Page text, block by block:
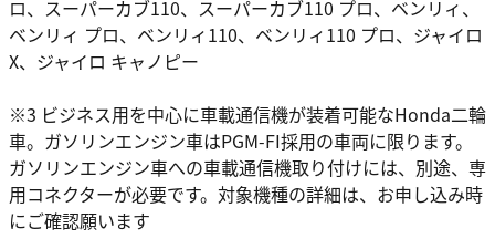
ロ、スーパーカブ110、スーパーカブ110 プロ、ベンリィ、
ベンリィ プロ、ベンリィ110、ベンリィ110 プロ、ジャイロ
X、ジャイロ キャノピー
※3 ビジネス用を中心に車載通信機が装着可能なHonda二輪
車。ガソリンエンジン車はPGM-FI採用の車両に限ります。
ガソリンエンジン車への車載通信機取り付けには、別途、専
用コネクターが必要です。対象機種の詳細は、お申し込み時
にご確認願います